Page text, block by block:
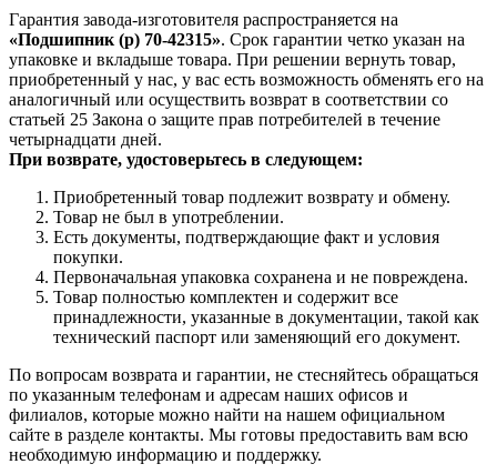
Гарантия завода-изготовителя распространяется на
«Подшипник (р) 70-42315». Срок гарантии четко указан на
упаковке и вкладыше товара. При решении вернуть товар,
приобретенный у нас, у вас есть возможность обменять его на
аналогичный или осуществить возврат в соответствии со
статьей 25 Закона о защите прав потребителей в течение
четырнадцати дней.
При возврате, удостоверьтесь в следующем:
Приобретенный товар подлежит возврату и обмену.
Товар не был в употреблении.
Есть документы, подтверждающие факт и условия
покупки.
Первоначальная упаковка сохранена и не повреждена.
Товар полностью комплектен и содержит все
принадлежности, указанные в документации, такой как
технический паспорт или заменяющий его документ.
По вопросам возврата и гарантии, не стесняйтесь обращаться
по указанным телефонам и адресам наших офисов и
филиалов, которые можно найти на нашем официальном
сайте в разделе контакты. Мы готовы предоставить вам всю
необходимую информацию и поддержку.